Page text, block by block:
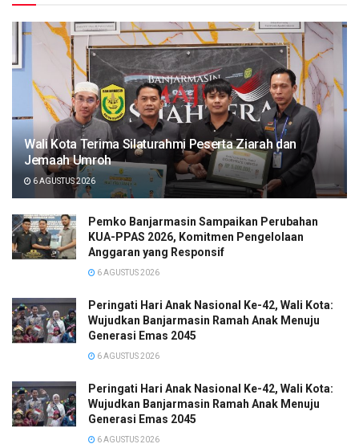
Wali Kota Terima Silaturahmi Peserta Ziarah dan
Jemaah Umroh
6 AGUSTUS 2026
Pemko Banjarmasin Sampaikan Perubahan
KUA-PPAS 2026, Komitmen Pengelolaan
Anggaran yang Responsif
6 AGUSTUS 2026
Peringati Hari Anak Nasional Ke-42, Wali Kota:
Wujudkan Banjarmasin Ramah Anak Menuju
Generasi Emas 2045
6 AGUSTUS 2026
Peringati Hari Anak Nasional Ke-42, Wali Kota:
Wujudkan Banjarmasin Ramah Anak Menuju
Generasi Emas 2045
6 AGUSTUS 2026